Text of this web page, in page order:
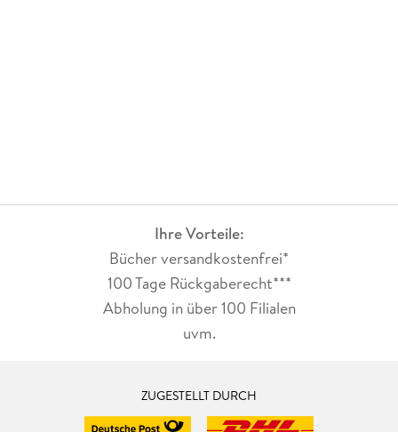
Ihre Vorteile:
Bücher versandkostenfrei*
100 Tage Rückgaberecht***
Abholung in über 100 Filialen
uvm.
ZUGESTELLT DURCH